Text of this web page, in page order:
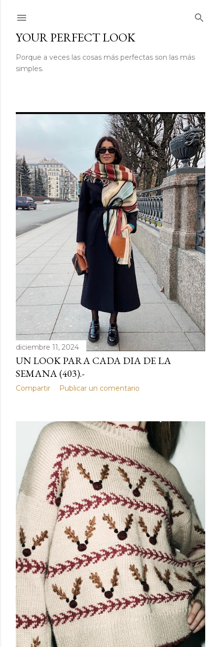
YOUR PERFECT LOOK
Porque a veces las cosas más perfectas son las más
simples.
n
t
r
a
d
a
s
diciembre 11, 2024
UN LOOK PARA CADA DIA DE LA
SEMANA (403).-
Compartir Publicar un comentario